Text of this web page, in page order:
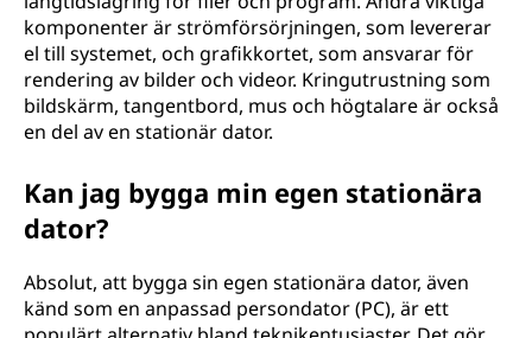
komponenter är strömförsörjningen, som levererar
el till systemet, och grafikkortet, som ansvarar för
rendering av bilder och videor. Kringutrustning som
bildskärm, tangentbord, mus och högtalare är också
en del av en stationär dator.
Kan jag bygga min egen stationära
dator?
Absolut, att bygga sin egen stationära dator, även
känd som en anpassad persondator (PC), är ett